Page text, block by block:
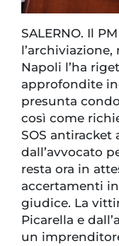
SALERNO. Il
Napoli l’ha
approfondite
presunta
così come
SOS
dall’avvocato
resta ora in
accertamenti
giudice. La
Picarella e
un